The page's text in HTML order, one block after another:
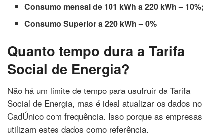
Consumo mensal de 101 kWh a 220 kWh – 10%;
Consumo Superior a 220 kWh – 0%
Quanto tempo dura a Tarifa
Social de Energia?
Não há um limite de tempo para usufruir da Tarifa
Social de Energia, mas é ideal atualizar os dados no
CadÚnico com frequência. Isso porque as empresas
utilizam estes dados como referência.